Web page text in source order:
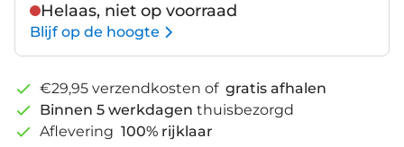
Helaas, niet op voorraad
Blijf op de hoogte
€29,95 verzendkosten of gratis afhalen
Binnen 5 werkdagen thuisbezorgd
Aflevering 100% rijklaar